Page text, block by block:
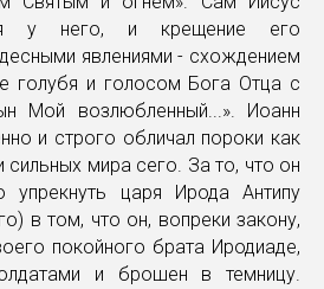
у него, и крещение его
явлениями - схождением
голубя и голосом Бога Отца с
Мой возлюбленный...». Иоанн
и строго обличал пороки как
сильных мира сего. За то, что он
упрекнуть царя Ирода Антипу
в том, что он, вопреки закону,
покойного брата Иродиаде,
и брошен в темницу.